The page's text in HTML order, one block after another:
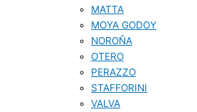
MATTA
MOYA GODOY
NOROÑA
OTERO
PERAZZO
STAFFORINI
VALVA